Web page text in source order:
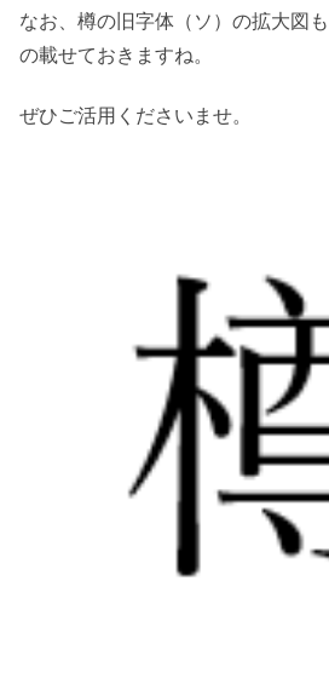
なお、樽の旧字体（ソ）の拡大図
の載せておきますね。
ぜひご活用くださいませ。